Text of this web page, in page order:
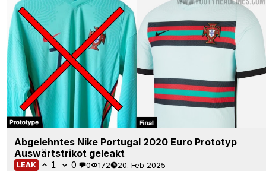
Abgelehntes Nike Portugal 2020 Euro Prototyp
Auswärtstrikot geleakt
LEAK 1 0 0 172 20. Feb 2025